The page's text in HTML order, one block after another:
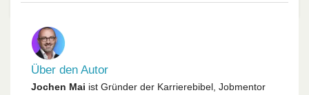
Über den Autor
Jochen Mai ist Gründer der Karrierebibel, Jobmentor